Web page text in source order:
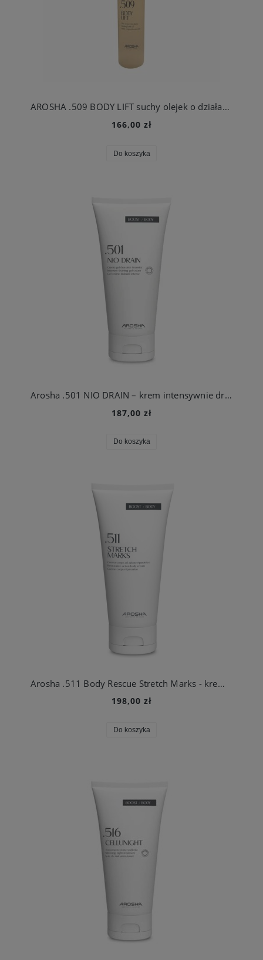
AROSHA .509 BODY LIFT suchy olejek o działaniu nawilżająco-ujędrniającym 100 ml
166,00 zł
Do koszyka
Arosha .501 NIO DRAIN – krem intensywnie drenujący 200 ml
187,00 zł
Do koszyka
Arosha .511 Body Rescue Stretch Marks - krem na rozstępy 200 ml
198,00 zł
Do koszyka